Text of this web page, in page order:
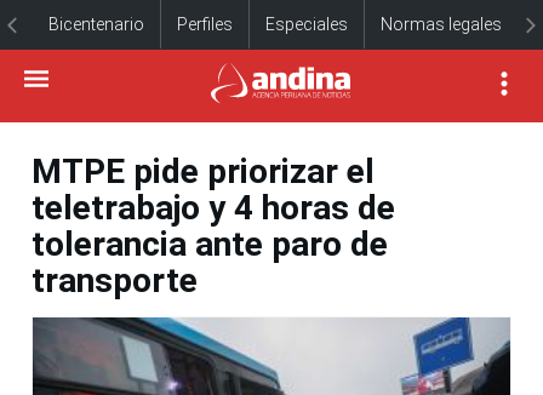
Bicentenario Perfiles Especiales Normas legales
MTPE pide priorizar el
teletrabajo y 4 horas de
tolerancia ante paro de
transporte